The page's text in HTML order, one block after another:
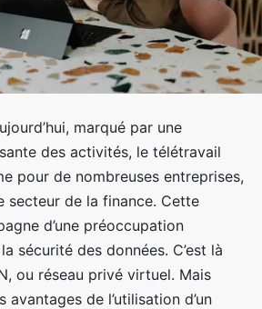
marqué par une
des activités, le télétravail
pour de nombreuses entreprises,
secteur de la finance. Cette
d’une préoccupation
sécurité des données. C’est là
ou réseau privé virtuel. Mais
de l’utilisation d’un